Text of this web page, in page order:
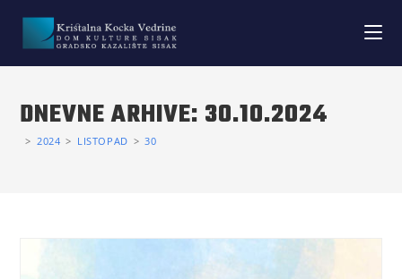
DNEVNE ARHIVE: 30.10.2024
> 2024 > LISTOPAD > 30